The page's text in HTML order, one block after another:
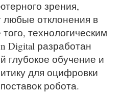
зрения,
отклонения в
технологическим
Digital разработан
глубокое обучение и
для оцифровки
робота.